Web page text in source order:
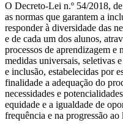
O Decreto-Lei n.º 54/2018,
as normas que garantem a
responder à diversidade das
e de cada um dos alunos,
processos de aprendizagem
medidas universais, seletivas
e inclusão, estabelecidas por
finalidade a adequação do
necessidades e
equidade e a igualdade de
frequência e na progressão